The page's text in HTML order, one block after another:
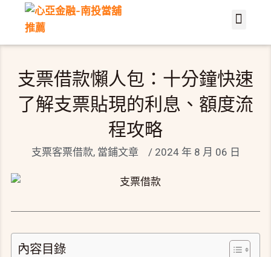
支票借款懶人包：十分鐘快速
了解支票貼現的利息、額度流
程攻略
支票客票借款, 當鋪文章 /2024 年 8 月 06 日
內容目錄